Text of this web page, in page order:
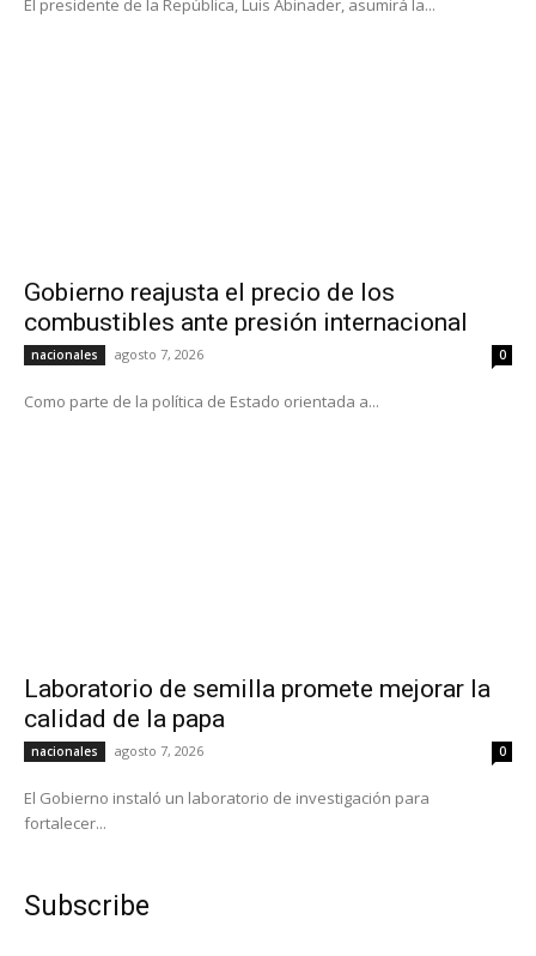
El presidente de la República, Luis Abinader, asumirá la...
Gobierno reajusta el precio de los
combustibles ante presión internacional
nacionales agosto 7, 2026 0
Como parte de la política de Estado orientada a...
Laboratorio de semilla promete mejorar la
calidad de la papa
nacionales agosto 7, 2026 0
El Gobierno instaló un laboratorio de investigación para
fortalecer...
Subscribe